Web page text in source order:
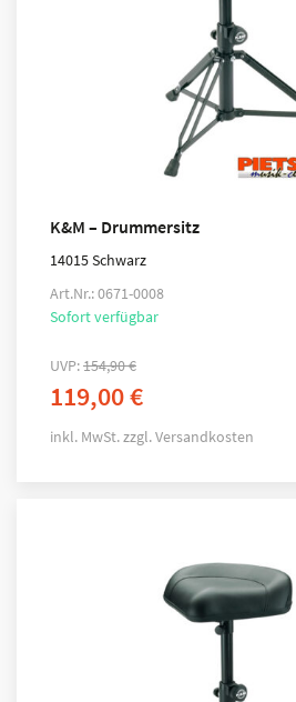
K&M – Drummersitz
14015 Schwarz
Art.Nr.: 0671-0008
Sofort verfügbar
UVP:154,90€
119,00€
inkl. MwSt. zzgl.Versandkosten